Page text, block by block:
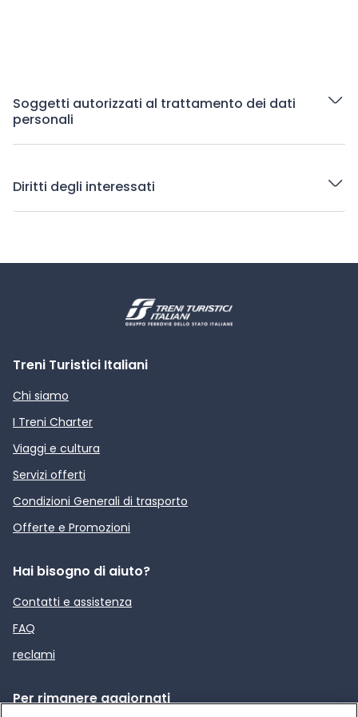
Soggetti autorizzati al trattamento dei dati
personali
Diritti degli interessati
Treni Turistici Italiani
Chi siamo
I Treni Charter
Viaggi e cultura
Servizi offerti
Condizioni Generali di trasporto
Offerte e Promozioni
Hai bisogno di aiuto?
Contatti e assistenza
FAQ
reclami
Per rimanere aggiornati